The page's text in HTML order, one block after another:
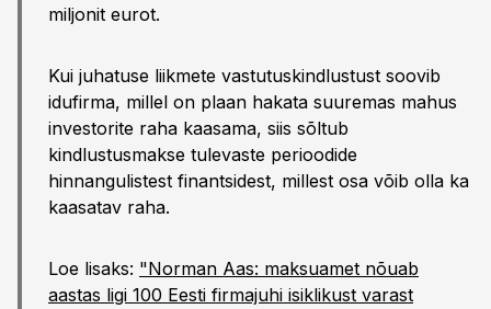
miljonit eurot.
Kui juhatuse liikmete vastutuskindlustust soovib
idufirma, millel on plaan hakata suuremas mahus
investorite raha kaasama, siis sõltub
kindlustusmakse tulevaste perioodide
hinnangulistest finantsidest, millest osa võib olla ka
kaasatav raha.
Loe lisaks: "Norman Aas: maksuamet nõuab
aastas ligi 100 Eesti firmajuhi isiklikust varast